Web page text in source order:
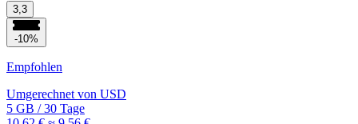
3,3
-10%
Empfohlen
Umgerechnet von USD
5 GB /30 Tage